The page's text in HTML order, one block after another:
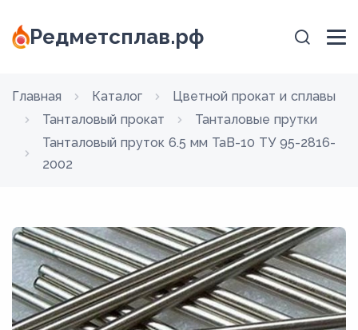
Редметсплав.рф
Главная Каталог
Цветной прокат и сплавы
Танталовый прокат
Танталовые прутки
Танталовый пруток 6.5 мм ТаВ-10 ТУ 95-2816-
2002